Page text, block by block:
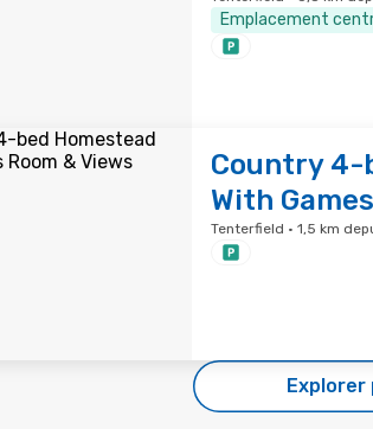
Emplacement
Country 4-
With
Tenterfield · 1,5 km
Explorer